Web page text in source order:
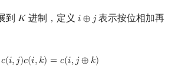
到 𝐾
K 进制，定义 𝑖⊕𝑗
i⊕j 表示按位相加再
𝑐(𝑖,𝑗)𝑐(𝑖,𝑘) = 𝑐(𝑖,𝑗⊕ 𝑘)
c(i,j)c i,k )=c(i,j ⊕ k)